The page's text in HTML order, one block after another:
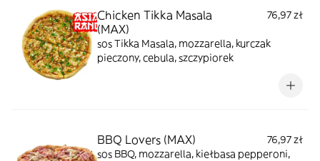
Chicken Tikka Masala
(MAX)
76,97 zł
sos Tikka Masala, mozzarella, kurczak
pieczony, cebula, szczypiorek
BBQ Lovers (MAX)
76,97 zł
sos BBQ, mozzarella, kiełbasa pepperoni,